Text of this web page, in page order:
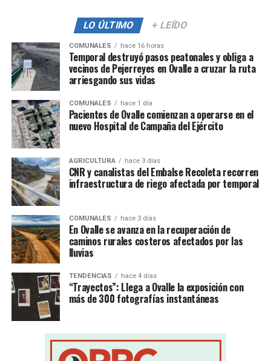
LO ÚLTIMO + LEÍDO
COMUNALES hace 16 horas
Temporal destruyó pasos peatonales y obliga a
vecinos de Pejerreyes en Ovalle a cruzar la ruta
arriesgando sus vidas
COMUNALES hace 1 día
Pacientes de Ovalle comienzan a operarse en el
nuevo Hospital de Campaña del Ejército
AGRICULTURA hace 3 días
CNR y canalistas del Embalse Recoleta recorren
infraestructura de riego afectada por temporal
COMUNALES hace 3 días
En Ovalle se avanza en la recuperación de
caminos rurales costeros afectados por las
lluvias
TENDENCIAS hace 4 días
“Trayectos”: Llega a Ovalle la exposición con
más de 300 fotografías instantáneas